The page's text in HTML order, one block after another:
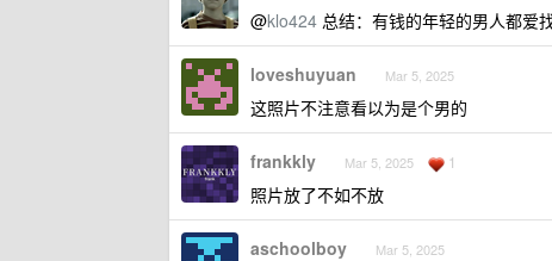
@klo424 总结：有钱的年轻的男人都爱
loveshuyuan Mar 5, 2025
这照片不注意看以为是个男的
frankkly Mar 5, 2025 1
照片放了不如不放
aschoolboy Mar 5, 2025